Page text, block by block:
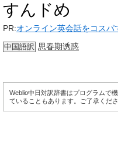
すんドめ
PR:オンライン英会話をコスパ
中国語訳 思春期诱惑
Weblio中日対訳辞書はプログラムで
ていることもあります。ご了承くださ